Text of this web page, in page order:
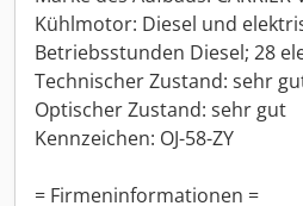
Kühlmotor: Diesel und
Betriebsstunden Diesel; 28
Technischer Zustand: sehr
Optischer Zustand: sehr gut
Kennzeichen: OJ-58-ZY
= Firmeninformationen =